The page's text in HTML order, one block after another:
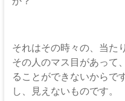
それはその時々の、当た
その人のマス目があって
ることができないからで
し、見えないものです。